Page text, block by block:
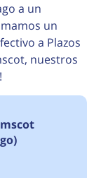
a un
un
a Plazos
nuestros